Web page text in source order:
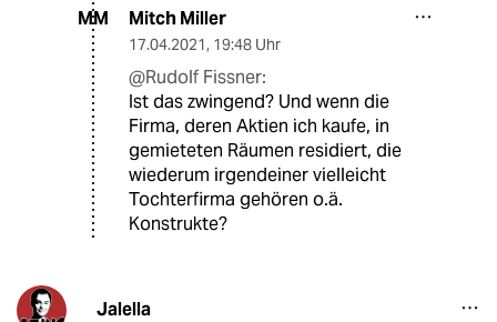
MM Mitch Miller
17.04.2021, 19:48 Uhr
@Rudolf Fissner:
Ist das zwingend? Und wenn die
Firma, deren Aktien ich kaufe, in
gemieteten Räumen residiert, die
wiederum irgendeiner vielleicht
Tochterfirma gehören o.ä.
Konstrukte?
Jalella